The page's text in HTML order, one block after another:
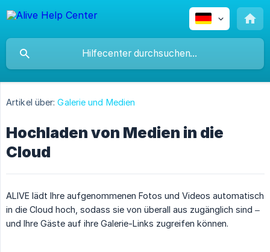
Artikel über: Galerie und Medien
Hochladen von Medien in die
Cloud
ALIVE lädt Ihre aufgenommenen Fotos und Videos automatisch
in die Cloud hoch, sodass sie von überall aus zugänglich sind –
und Ihre Gäste auf ihre Galerie-Links zugreifen können.